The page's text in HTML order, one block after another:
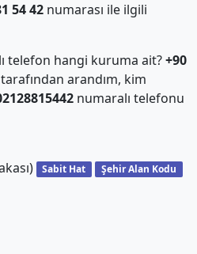
54 42numarası ile ilgili
telefon hangi kuruma ait?+90
arandım, kim
numaralı telefonu
Sabit Hat Şehir Alan Kodu